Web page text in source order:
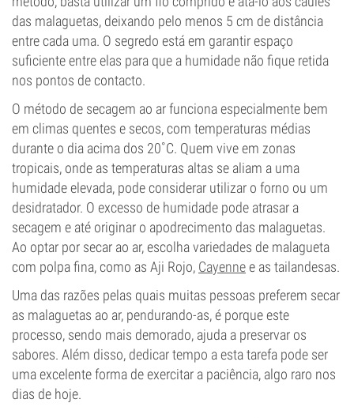
das malaguetas, deixando pelo menos 5 cm de distância
entre cada uma. O segredo está em garantir espaço
suficiente entre elas para que a humidade não fique retida
nos pontos de contacto.
O método de secagem ao ar funciona especialmente bem
em climas quentes e secos, com temperaturas médias
durante o dia acima dos 20˚C. Quem vive em zonas
tropicais, onde as temperaturas altas se aliam a uma
humidade elevada, pode considerar utilizar o forno ou um
desidratador. O excesso de humidade pode atrasar a
secagem e até originar o apodrecimento das malaguetas.
Ao optar por secar ao ar, escolha variedades de malagueta
com polpa fina, como as Aji Rojo, Cayennee as tailandesas.
Uma das razões pelas quais muitas pessoas preferem secar
as malaguetas ao ar, pendurando-as, é porque este
processo, sendo mais demorado, ajuda a preservar os
sabores. Além disso, dedicar tempo a esta tarefa pode ser
uma excelente forma de exercitar a paciência, algo raro nos
dias de hoje.